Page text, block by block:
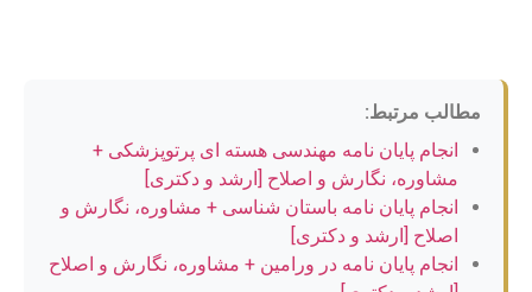
مطالب مرتبط:
انجام پایان نامه مهندسی هسته ای پرتوپزشکی +
مشاوره، نگارش و اصلاح [ارشد و دکتری]
انجام پایان نامه باستان شناسی + مشاوره، نگارش و
اصلاح [ارشد و دکتری]
انجام پایان نامه در ورامین + مشاوره، نگارش و اصلاح